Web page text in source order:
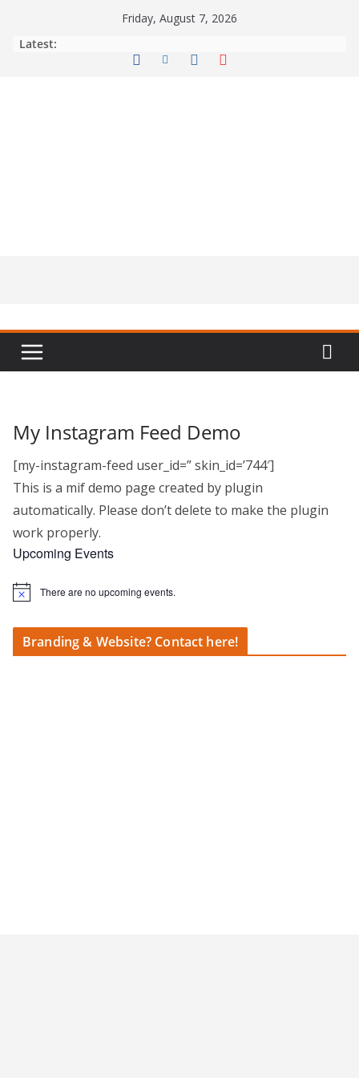
Friday, August 7, 2026
Latest:
My Instagram Feed Demo
[my-instagram-feed user_id=” skin_id=’744′]
This is a mif demo page created by plugin
automatically. Please don’t delete to make the plugin
work properly.
Upcoming Events
N
There are no upcoming events.
Branding & Website? Contact here!